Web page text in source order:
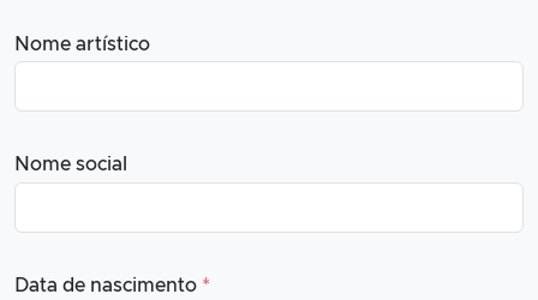
Nome artístico
Nome social
Data de nascimento *